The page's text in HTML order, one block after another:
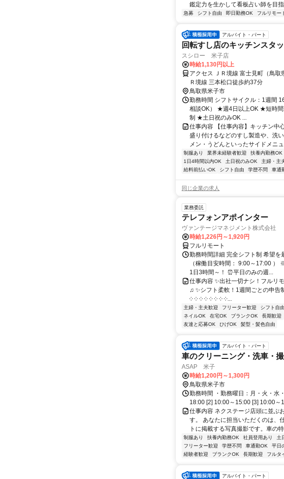
鑑定力を生かして看板占い師を目
急募 シフト自由 即日勤務OK フルリモー
アルバイト・パート
回転すし店のキッチンスタ
スシロー 米子店
時給1,130円以上
アクセス ＪＲ境線 富士見町（鳥
Ｒ境線 三本松口徒歩約37分
鳥取県米子市
勤務時間 シフトサイクル：1週間
相談OK） ★週4日以上OK ★短時
制 ★土日祝のみOK ...
仕事内容 【仕事内容】キッチン中
盛り付けるなどのすし製造や、洗
メン・うどんといったサイドメニ
制服あり 業界未経験者歓迎 扶養内勤務OK
1日4時間以内OK
土日祝のみOK 主婦・主
給料前払いOK
シフト自由 学歴不問 車通
同じ企業の求人
業務委託
テレフォンアポインター
ヴァンテージマネジメント株式会社
時給1,226円～1,920円
フルリモート
勤務時間詳細 完全シフト制 希望を
（稼働目安時間： 9:00～17:00
1日3時間～！ ⏰平日のみの週...
仕事内容 ✨出社一切ナシ！フルリ
♫ ✨シフト柔軟！1週間ごとの申告
༶ ༶ ༶ ༶ ༶ ༶ ༶ ༶...
主婦・主夫歓迎 フリーター歓迎 シフト自由
ネイルOK
在宅OK ブランクOK 長期歓迎
友達と応募OK
ひげOK 髪型・髪色自由
アルバイト・パート
車のクリーニング・洗車・
ASAP 米子
時給1,200円～1,300円
鳥取県米子市
勤務時間 ・勤務曜日：月・火・水
18:00 [2] 10:00～15:00 [3] 10:00～
仕事内容 ネクステージ店頭に並ぶ
す。 あなたに担当いただくのは、
トに掲載する写真撮影です。車の
制服あり 扶養内勤務OK 社員登用あり 土
フリーター歓迎
学歴不問 車通勤OK 平日
経験者歓迎
ブランクOK 長期歓迎 フルタ
アルバイト・パート